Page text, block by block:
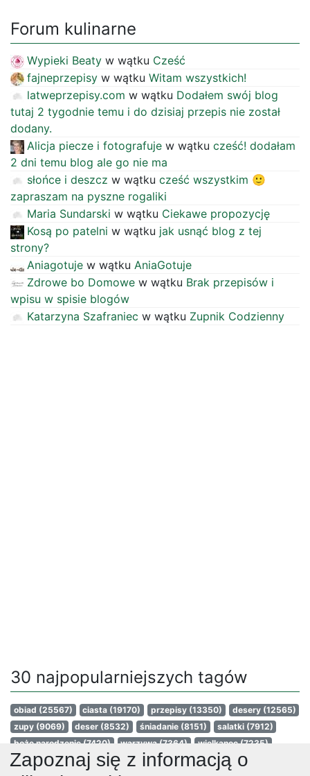
Forum kulinarne
Wypieki Beaty w wątku Cześć
fajneprzepisy w wątku Witam wszystkich!
latweprzepisy.com w wątku Dodałem swój blog
tutaj 2 tygodnie temu i do dzisiaj przepis nie został
dodany.
Alicja piecze i fotografuje w wątku cześć! dodałam
2 dni temu blog ale go nie ma
słońce i deszcz w wątku cześć wszystkim 🙂
zapraszam na pyszne rogaliki
Maria Sundarski w wątku Ciekawe propozycję
Kosą po patelni w wątku jak usnąć blog z tej
strony?
Aniagotuje w wątku AniaGotuje
Zdrowe bo Domowe w wątku Brak przepisów i
wpisu w spisie blogów
Katarzyna Szafraniec w wątku Zupnik Codzienny
30 najpopularniejszych tagów
obiad (25567) ciasta (19170) przepisy (13350) desery (12565)
zupy (9069) deser (8532) śniadanie (8151) salatki (7912)
boże narodzenie(7420) warzywa(7364) wielkanoc(7235)
przekaski(6986) dania główne(6962) jajka(6622)
Zapoznaj się z informacją o